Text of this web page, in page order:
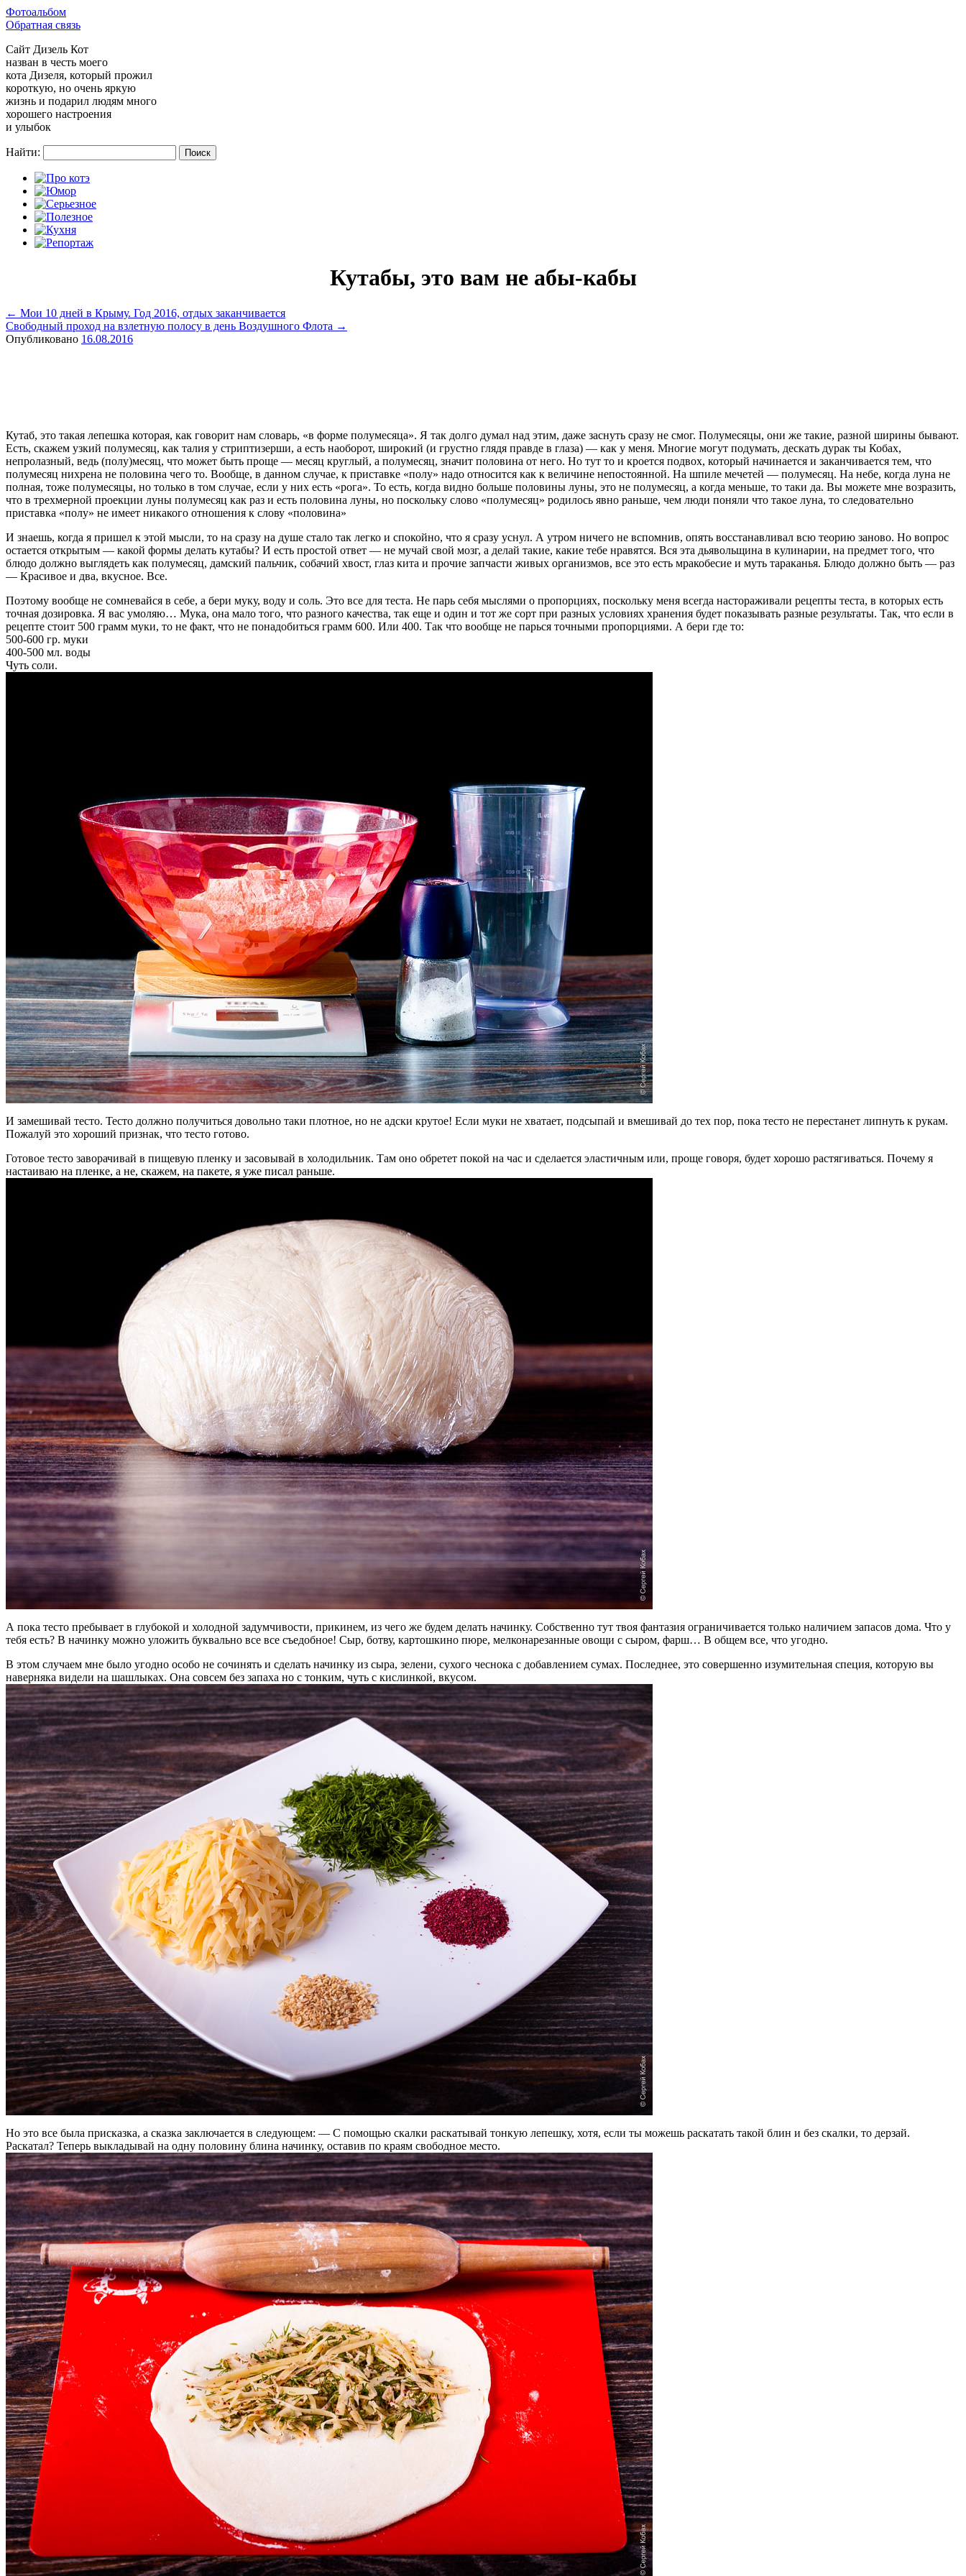
Фотоальбом
Обратная связь
Сайт Дизель Кот
назван в честь моего
кота Дизеля, который прожил
короткую, но очень яркую
жизнь и подарил людям много
хорошего настроения
и улыбок
Найти:
Кутабы, это вам не абы-кабы
← Мои 10 дней в Крыму. Год 2016, отдых заканчивается
Свободный проход на взлетную полосу в день Воздушного Флота →
Опубликовано 16.08.2016
Кутаб, это такая лепешка которая, как говорит нам словарь, «в форме полумесяца». Я так долго думал над этим, даже заснуть сразу не смог. Полумесяцы, они же такие, разной ширины бывают.
Есть, скажем узкий полумесяц, как талия у стриптизерши, а есть наоборот, широкий (и грустно глядя правде в глаза) — как у меня. Многие могут подумать, дескать дурак ты Кобах,
непролазный, ведь (полу)месяц, что может быть проще — месяц круглый, а полумесяц, значит половина от него. Но тут то и кроется подвох, который начинается и заканчивается тем, что
полумесяц нихрена не половина чего то. Вообще, в данном случае, к приставке «полу» надо относится как к величине непостоянной. На шпиле мечетей — полумесяц. На небе, когда луна не
полная, тоже полумесяцы, но только в том случае, если у них есть «рога». То есть, когда видно больше половины луны, это не полумесяц, а когда меньше, то таки да. Вы можете мне возразить,
что в трехмерной проекции луны полумесяц как раз и есть половина луны, но поскольку слово «полумесяц» родилось явно раньше, чем люди поняли что такое луна, то следовательно
приставка «полу» не имеет никакого отношения к слову «половина»
И знаешь, когда я пришел к этой мысли, то на сразу на душе стало так легко и спокойно, что я сразу уснул. А утром ничего не вспомнив, опять восстанавливал всю теорию заново. Но вопрос
остается открытым — какой формы делать кутабы? И есть простой ответ — не мучай свой мозг, а делай такие, какие тебе нравятся. Вся эта дьявольщина в кулинарии, на предмет того, что
блюдо должно выглядеть как полумесяц, дамский пальчик, собачий хвост, глаз кита и прочие запчасти живых организмов, все это есть мракобесие и муть тараканья. Блюдо должно быть — раз
— Красивое и два, вкусное. Все.
Поэтому вообще не сомневайся в себе, а бери муку, воду и соль. Это все для теста. Не парь себя мыслями о пропорциях, поскольку меня всегда настораживали рецепты теста, в которых есть
точная дозировка. Я вас умоляю… Мука, она мало того, что разного качества, так еще и один и тот же сорт при разных условиях хранения будет показывать разные результаты. Так, что если в
рецепте стоит 500 грамм муки, то не факт, что не понадобиться грамм 600. Или 400. Так что вообще не парься точными пропорциями. А бери где то:
500-600 гр. муки
400-500 мл. воды
Чуть соли.
И замешивай тесто. Тесто должно получиться довольно таки плотное, но не адски крутое! Если муки не хватает, подсыпай и вмешивай до тех пор, пока тесто не перестанет липнуть к рукам.
Пожалуй это хороший признак, что тесто готово.
Готовое тесто заворачивай в пищевую пленку и засовывай в холодильник. Там оно обретет покой на час и сделается эластичным или, проще говоря, будет хорошо растягиваться. Почему я
настаиваю на пленке, а не, скажем, на пакете, я уже писал раньше.
А пока тесто пребывает в глубокой и холодной задумчивости, прикинем, из чего же будем делать начинку. Собственно тут твоя фантазия ограничивается только наличием запасов дома. Что у
тебя есть? В начинку можно уложить буквально все все съедобное! Сыр, ботву, картошкино пюре, мелконарезанные овощи с сыром, фарш… В общем все, что угодно.
В этом случаем мне было угодно особо не сочинять и сделать начинку из сыра, зелени, сухого чеснока с добавлением сумах. Последнее, это совершенно изумительная специя, которую вы
наверняка видели на шашлыках. Она совсем без запаха но с тонким, чуть с кислинкой, вкусом.
Но это все была присказка, а сказка заключается в следующем: — С помощью скалки раскатывай тонкую лепешку, хотя, если ты можешь раскатать такой блин и без скалки, то дерзай.
Раскатал? Теперь выкладывай на одну половину блина начинку, оставив по краям свободное место.